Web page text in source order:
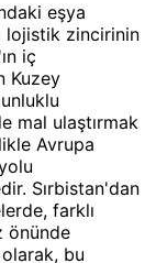
eşya
lojistik zincirinin
iç
Kuzey
mal ulaştırmak
Avrupa
Sırbistan'dan
farklı
önünde
bu